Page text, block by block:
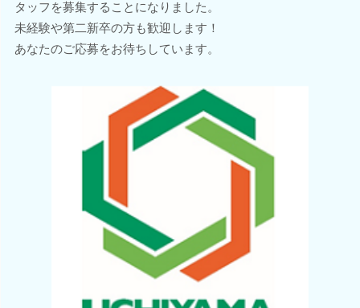
タッフを募集することになりました。
未経験や第二新卒の方も歓迎します！
あなたのご応募をお待ちしています。